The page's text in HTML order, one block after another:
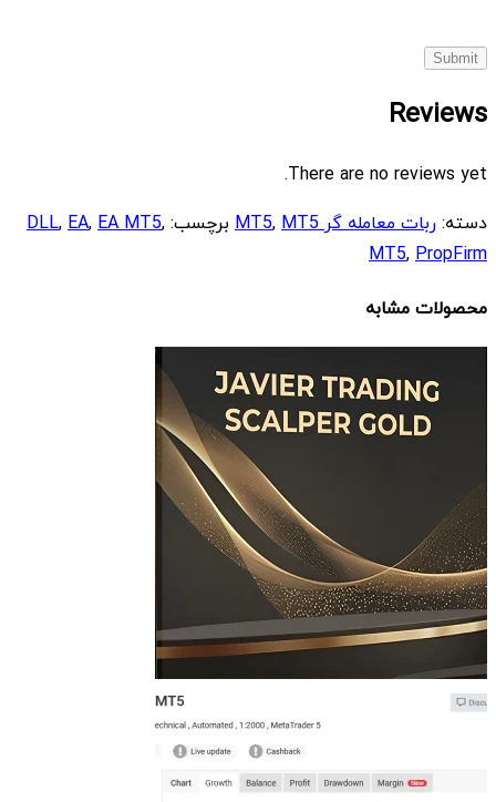
Reviews
There are no reviews yet.
دسته:ربات معامله گر MT5 ,MT5 برچسب: DLL,EA,EA MT5,
MT5,PropFirm
محصولات مشابه